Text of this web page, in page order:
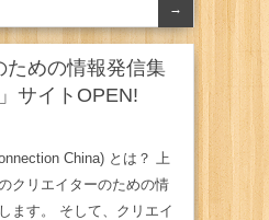
→
ための情報発信集
サイトOPEN!
China) とは？ 上
クリエイターのための情
ます。 そして、クリエイ